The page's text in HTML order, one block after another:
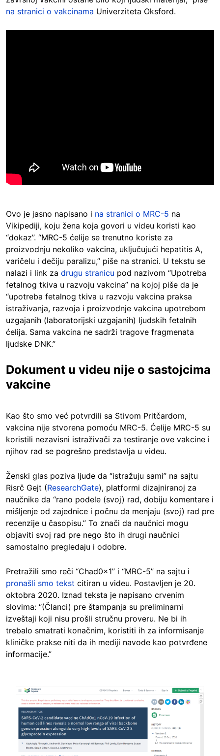
na stranici o vakcinama Univerziteta Oksford.
Ovo je jasno napisano i na stranici o MRC-5 na
Vikipediji, koju žena koja govori u videu koristi kao
“dokaz”. “MRC-5 ćelije se trenutno koriste za
proizvodnju nekoliko vakcina, uključujući hepatitis A,
varičelu i dečiju paralizu,” piše na stranici. U tekstu se
nalazi i link za drugu stranicu pod nazivom “Upotreba
fetalnog tkiva u razvoju vakcina” na kojoj piše da je
“upotreba fetalnog tkiva u razvoju vakcina praksa
istraživanja, razvoja i proizvodnje vakcina upotrebom
uzgajanih (laboratorijski uzgajanih) ljudskih fetalnih
ćelija. Sama vakcina ne sadrži tragove fragmenata
ljudske DNK.”
Dokument u videu nije o sastojcima
vakcine
Kao što smo već potvrdili sa Stivom Pritčardom,
vakcina nije stvorena pomoću MRC-5. Ćelije MRC-5 su
koristili nezavisni istraživači za testiranje ove vakcine i
njihov rad se pogrešno predstavlja u videu.
Ženski glas poziva ljude da “istražuju sami” na sajtu
Risrč Gejt (ResearchGate), platformi dizajniranoj za
naučnike da “rano podele (svoj) rad, dobiju komentare i
mišljenje od zajednice i počnu da menjaju (svoj) rad pre
recenzije u časopisu.” To znači da naučnici mogu
objaviti svoj rad pre nego što ih drugi naučnici
samostalno pregledaju i odobre.
Pretražili smo reči “Chad0x1” i “MRC-5” na sajtu i
pronašli smo tekst citiran u videu. Postavljen je 20.
oktobra 2020. Iznad teksta je napisano crvenim
slovima: “(Članci) pre štampanja su preliminarni
izveštaji koji nisu prošli stručnu proveru. Ne bi ih
trebalo smatrati konačnim, koristiti ih za informisanje
kliničke prakse niti da ih mediji navode kao potvrđene
informacije.”
Image